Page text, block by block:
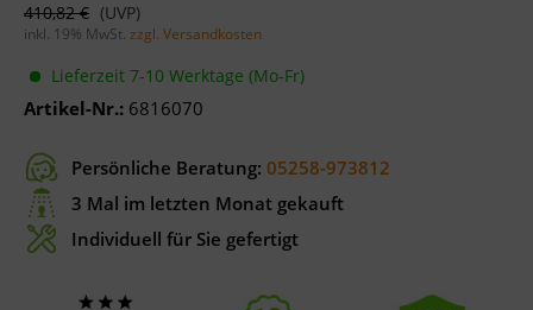
410,82 €
inkl. 19% MwSt. zzgl. Versandkosten
Lieferzeit 7-10 Werktage (Mo-Fr)
Artikel-Nr.: 6816070
Persönliche Beratung: 05258-973812
3 Mal im letzten Monat gekauft
Individuell für Sie gefertigt